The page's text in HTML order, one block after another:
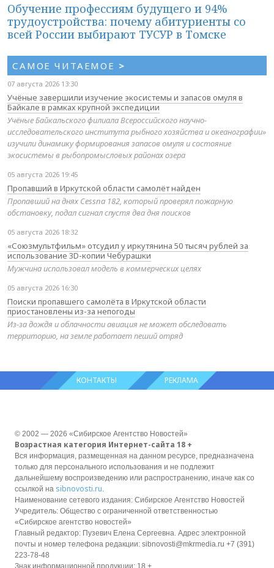
Обучение профессиям будущего и 94%
трудоустройства: почему абитуриенты со
всей России выбирают ТУСУР в Томске
САМОЕ ЧИТАЕМОЕ >
07 августа 2026 13:30
Учёные завершили изучение экосистемы и запасов омуля в
Байкале в рамках крупной экспедиции
Учёные Байкальского филиала Всероссийского научно-
исследовательского института рыбного хозяйства и океанографии»
изучили динамику формирования запасов омуля и состояние
экосистемы в рыбопромысловых районах озера
05 августа 2026 19:45
Пропавший в Иркутской области самолёт найден
Пропавший на днях Cessna 182, который проверял пожарную
обстановку, подал сигнал спустя два дня поисков
05 августа 2026 18:32
«Союзмультфильм» отсудил у иркутянина 50 тысяч рублей за
использование 3D-копии Чебурашки
Мужчина использовал модель в коммерческих целях
05 августа 2026 16:30
Поиски пропавшего самолёта в Иркутской области
приостановлены из-за непогоды
Из-за дождя и облачности авиация не может обследовать
территорию, на земле работает пеший отряд
КОНТАКТЫ РЕКЛАМА
© 2002 — 2026 «Сибирское Агентство Новостей»
Возрастная категория Интернет-сайта 18 +
Вся информация, размещенная на данном ресурсе, предназначена
только для персонального использования и не подлежит
дальнейшему воспроизведению или распространению, иначе как со
ссылкой на sibnovosti.ru.
Наименование сетевого издания: Сибирское Агентство Новостей
Учредитель: Общество с ограниченной ответственностью
«Сибирское агентство новостей»
Главный редактор: Пузевич Елена Сергеевна. Адрес электронной
почты и номер телефона редакции: sibnovosti@mkrmedia.ru +7 (391)
223-78-48
Знак информационной продукции: 18 +